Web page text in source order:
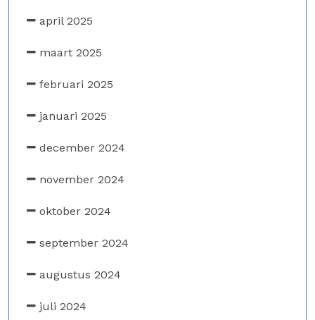
april 2025
maart 2025
februari 2025
januari 2025
december 2024
november 2024
oktober 2024
september 2024
augustus 2024
juli 2024